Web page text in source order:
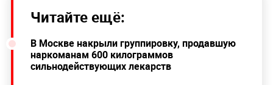
Читайте ещё:
В Москве накрыли группировку, продавшую
наркоманам 600 килограммов
сильнодействующих лекарств